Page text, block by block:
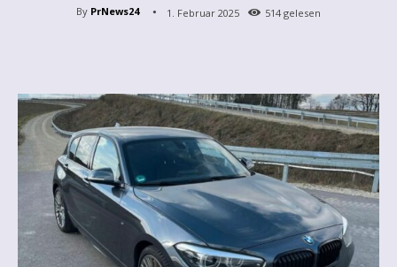
By PrNews24 1. Februar 2025 514 gelesen